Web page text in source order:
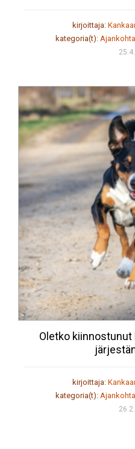
kirjoittaja:
kategoria(t):
Oletko
kirjoittaja:
kategoria(t):